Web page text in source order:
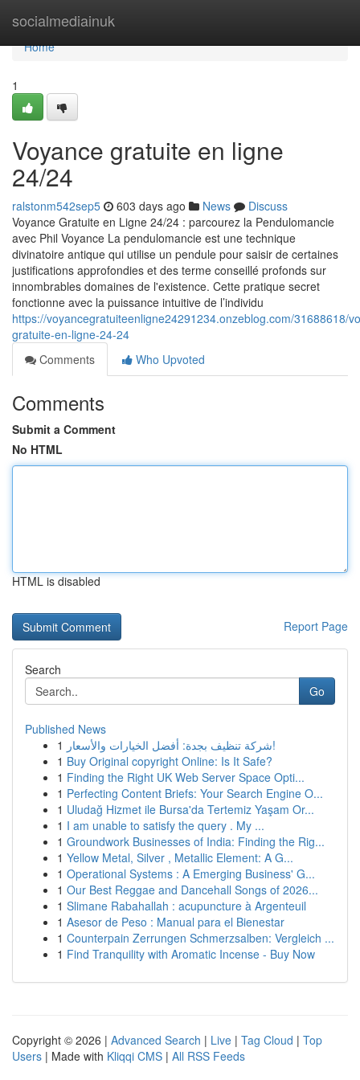
socialmediainuk
Home
Home
1
Voyance gratuite en ligne
24/24
ralstonm542sep5 603 days ago News
Discuss
Voyance Gratuite en Ligne 24/24 : parcourez la Pendulomancie
avec Phil Voyance La pendulomancie est une technique
divinatoire antique qui utilise un pendule pour saisir de certaines
justifications approfondies et des terme conseillé profonds sur
innombrables domaines de l'existence. Cette pratique secret
fonctionne avec la puissance intuitive de l’individu
https://voyancegratuiteenligne24291234.onzeblog.com/31688618/
gratuite-en-ligne-24-24
Comments
Who Upvoted
Comments
Submit a Comment
No HTML
HTML is disabled
Report Page
Search
Go
Published News
1
شركة تنظيف بجدة: أفضل الخيارات والأسعار!
1 Buy Original copyright Online: Is It Safe?
1 Finding the Right UK Web Server Space Opti...
1 Perfecting Content Briefs: Your Search Engine O...
1 Uludağ Hizmet ile Bursa'da Tertemiz Yaşam Or...
1 I am unable to satisfy the query . My ...
1 Groundwork Businesses of India: Finding the Rig...
1 Yellow Metal, Silver , Metallic Element: A G...
1 Operational Systems : A Emerging Business' G...
1 Our Best Reggae and Dancehall Songs of 2026...
1 Slimane Rabahallah : acupuncture à Argenteuil
1 Asesor de Peso : Manual para el Bienestar
1 Counterpain Zerrungen Schmerzsalben: Vergleich ...
1 Find Tranquility with Aromatic Incense - Buy Now
Copyright © 2026 | Advanced Search | Live | Tag Cloud | Top
Users | Made with Kliqqi CMS | All RSS Feeds